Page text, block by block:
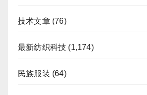
技术文章(76)
最新纺织科技 (1,174)
民族服装 (64)